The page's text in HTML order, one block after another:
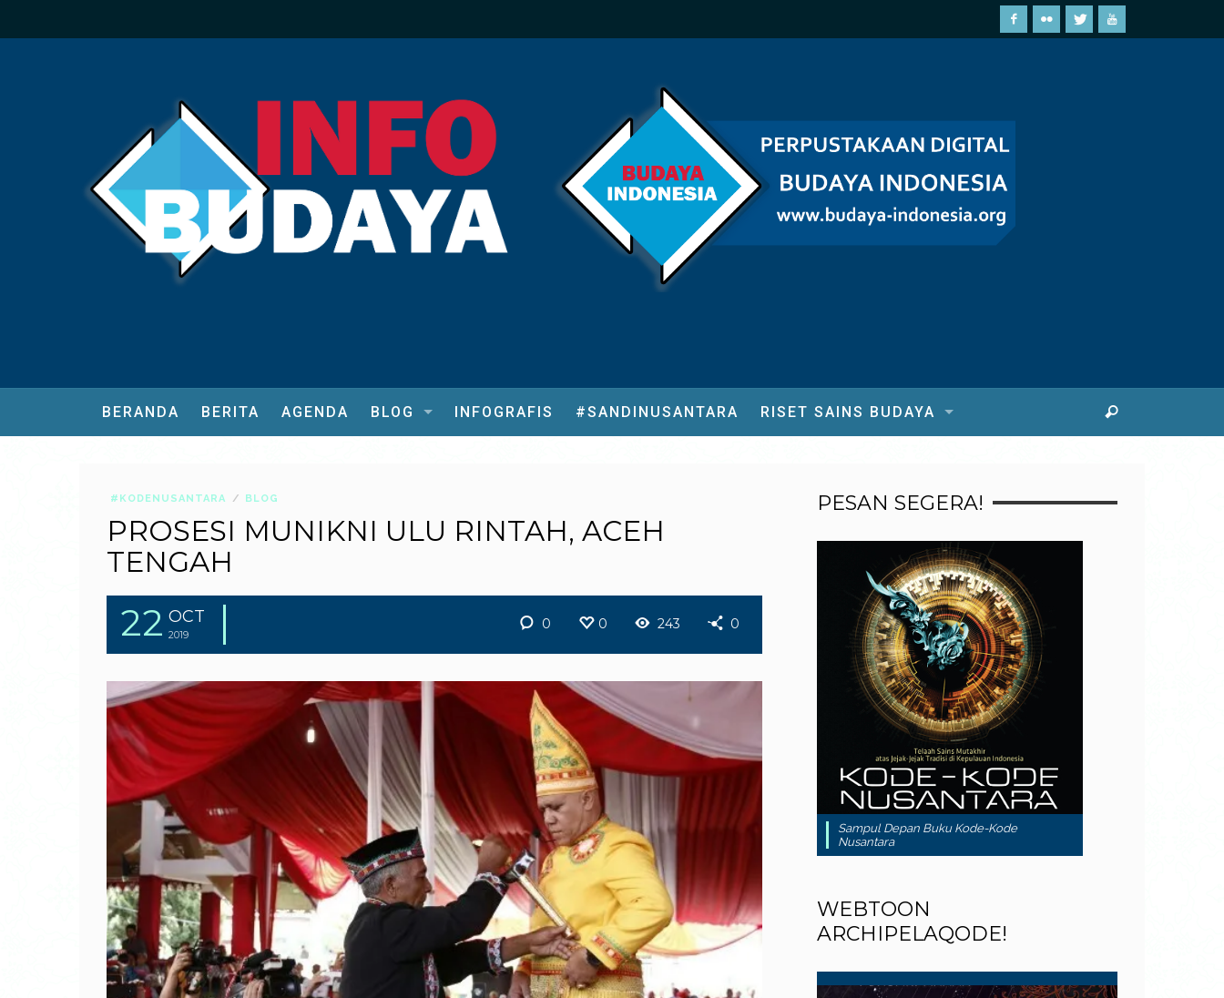
BERANDA BERITA AGENDA BLOG INFOGRAFIS #SANDINUSANTARA RISET SAINS BUDAYA
#KODENUSANTARA BLOG
PROSESI MUNIKNI ULU RINTAH, ACEH
TENGAH
22 OCT
2019
0 0 243 0
PESAN SEGERA!
Sampul Depan Buku Kode-Kode
Nusantara
WEBTOON
ARCHIPELAQODE!